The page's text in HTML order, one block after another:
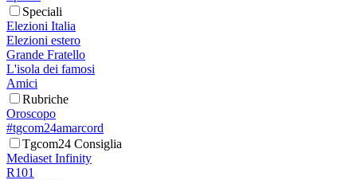
Speciali
Elezioni Italia
Elezioni estero
Grande Fratello
L'isola dei famosi
Amici
Rubriche
Oroscopo
#tgcom24amarcord
Tgcom24 Consiglia
Mediaset Infinity
R101